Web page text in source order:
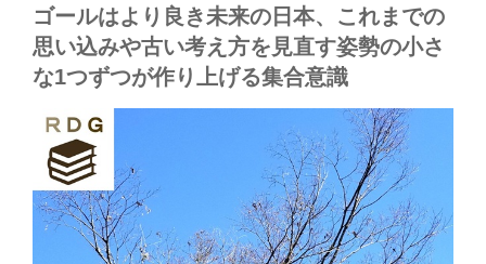
ゴールはより良き未来の日本、これまでの
思い込みや古い考え方を見直す姿勢の小さ
な1つずつが作り上げる集合意識